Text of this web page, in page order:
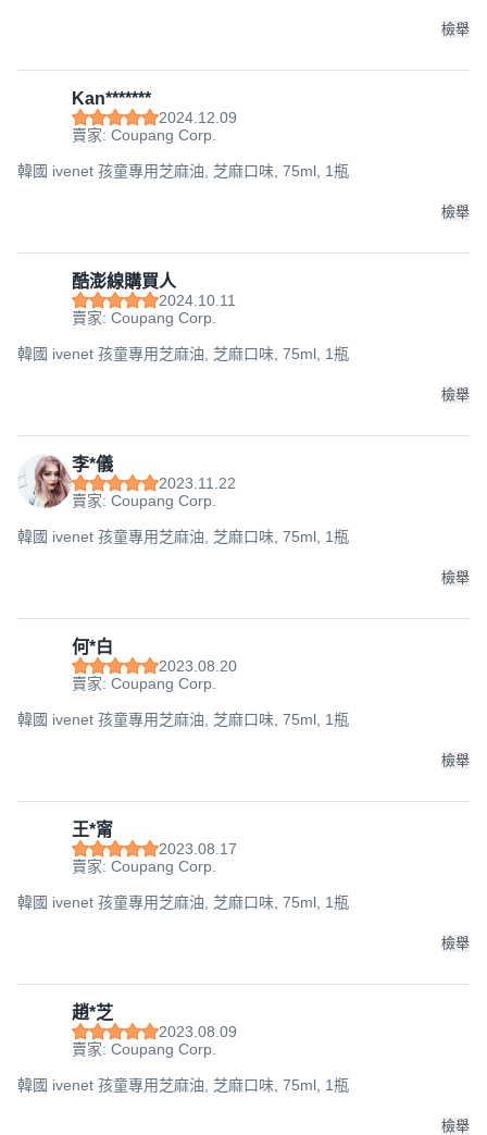
檢舉
Kan*******
2024.12.09
賣家: Coupang Corp.
韓國 ivenet 孩童專用芝麻油, 芝麻口味, 75ml, 1瓶
檢舉
酷澎線購買人
2024.10.11
賣家: Coupang Corp.
韓國 ivenet 孩童專用芝麻油, 芝麻口味, 75ml, 1瓶
檢舉
李*儀
2023.11.22
賣家: Coupang Corp.
韓國 ivenet 孩童專用芝麻油, 芝麻口味, 75ml, 1瓶
檢舉
何*白
2023.08.20
賣家: Coupang Corp.
韓國 ivenet 孩童專用芝麻油, 芝麻口味, 75ml, 1瓶
檢舉
王*甯
2023.08.17
賣家: Coupang Corp.
韓國 ivenet 孩童專用芝麻油, 芝麻口味, 75ml, 1瓶
檢舉
趙*芝
2023.08.09
賣家: Coupang Corp.
韓國 ivenet 孩童專用芝麻油, 芝麻口味, 75ml, 1瓶
檢舉